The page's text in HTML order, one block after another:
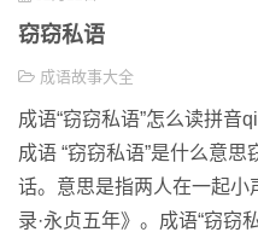
窃窃私语
成语故事大全
成语“窃窃私语”怎么读拼音
成语 “窃窃私语”是什么意
话。意思是指两人在一起小
录·永贞五年》。成语“窃